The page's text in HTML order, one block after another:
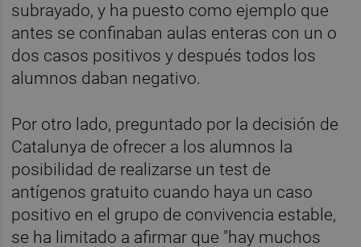
subrayado, y ha puesto como ejemplo que
antes se confinaban aulas enteras con un o
dos casos positivos y después todos los
alumnos daban negativo.
Por otro lado, preguntado por la decisión de
Catalunya de ofrecer a los alumnos la
posibilidad de realizarse un test de
antígenos gratuito cuando haya un caso
positivo en el grupo de convivencia estable,
se ha limitado a afirmar que "hay muchos